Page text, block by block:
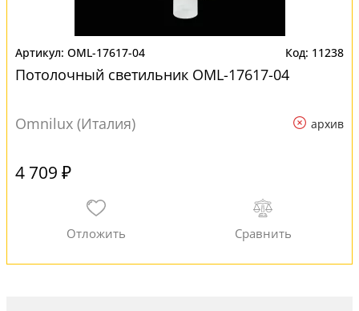
OML-17617-04 11238
Потолочный светильник OML-17617-04
Omnilux (Италия) архив
4 709 ₽